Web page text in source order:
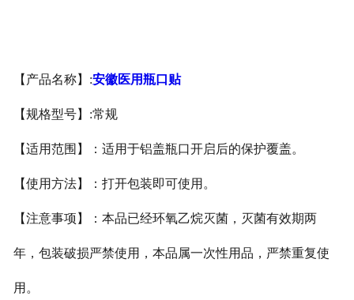
【产品名称】 :安徽医用瓶口贴
【规格型号】 :常规
【适用范围】：适用于铝盖瓶口开启后的保护覆盖。
【使用方法】：打开包装即可使用。
【注意事项】：本品已经环氧乙烷灭菌，灭菌有效期两
年，包装破损严禁使用，本品属一次性用品，严禁重复使
用。